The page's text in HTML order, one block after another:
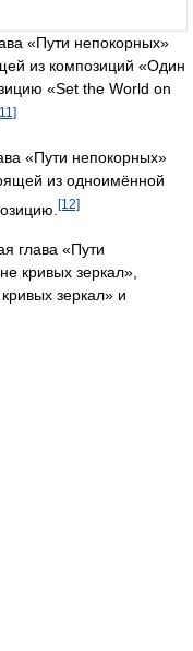
«Пути непокорных»
из композиций «Один
«Set the World on
«Пути непокорных»
из одноимённой
[12]
глава «Пути
кривых зеркал»,
зеркал» и